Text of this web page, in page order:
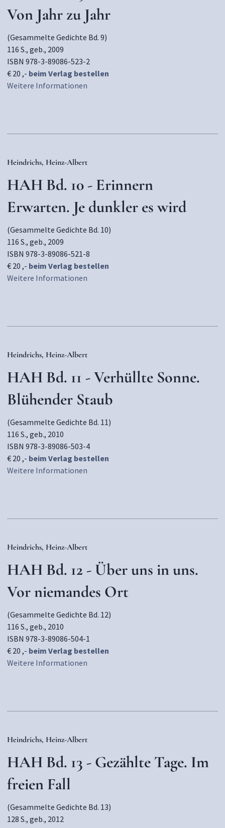
Von Jahr zu Jahr
(Gesammelte Gedichte Bd. 9)
116 S., geb., 2009
ISBN 978-3-89086-523-2
€ 20 ,- beim Verlag bestellen
Weitere Informationen
Heindrichs, Heinz-Albert
HAH Bd. 10 - Erinnern
Erwarten. Je dunkler es wird
(Gesammelte Gedichte Bd. 10)
116 S., geb., 2009
ISBN 978-3-89086-521-8
€ 20 ,- beim Verlag bestellen
Weitere Informationen
Heindrichs, Heinz-Albert
HAH Bd. 11 - Verhüllte Sonne.
Blühender Staub
(Gesammelte Gedichte Bd. 11)
116 S., geb., 2010
ISBN 978-3-89086-503-4
€ 20 ,- beim Verlag bestellen
Weitere Informationen
Heindrichs, Heinz-Albert
HAH Bd. 12 - Über uns in uns.
Vor niemandes Ort
(Gesammelte Gedichte Bd. 12)
116 S., geb., 2010
ISBN 978-3-89086-504-1
€ 20 ,- beim Verlag bestellen
Weitere Informationen
Heindrichs, Heinz-Albert
HAH Bd. 13 - Gezählte Tage. Im
freien Fall
(Gesammelte Gedichte Bd. 13)
128 S., geb., 2012